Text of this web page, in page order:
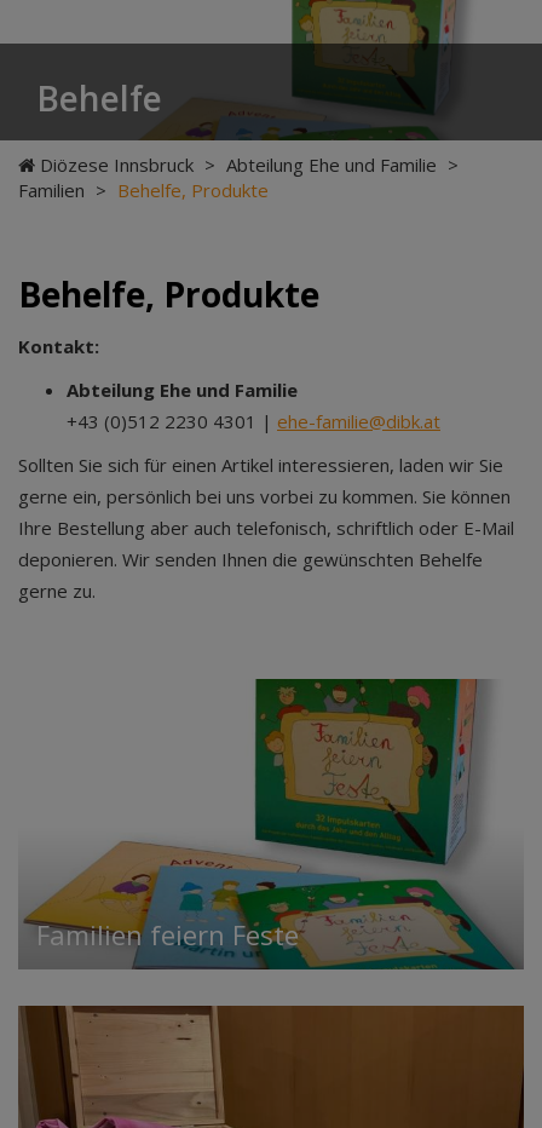
Behelfe
Diözese Innsbruck > Abteilung Ehe und Familie >
Familien > Behelfe, Produkte
Behelfe, Produkte
Kontakt:
Abteilung Ehe und Familie
+43 (0)512 2230 4301 | ehe-familie@dibk.at
Sollten Sie sich für einen Artikel interessieren, laden wir Sie
gerne ein, persönlich bei uns vorbei zu kommen. Sie können
Ihre Bestellung aber auch telefonisch, schriftlich oder E-Mail
deponieren. Wir senden Ihnen die gewünschten Behelfe
gerne zu.
Familien feiern Feste